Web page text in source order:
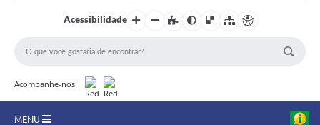
Acessibilidade
Acompanhe-nos:
MENU